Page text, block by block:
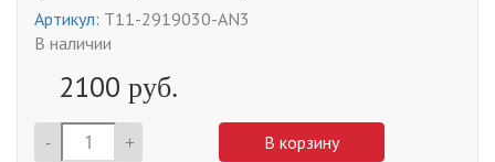
Артикул: T11-2919030-AN3
В наличии
2100 руб.
- + В корзину